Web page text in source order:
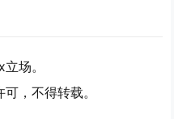
场。
，不得转载。